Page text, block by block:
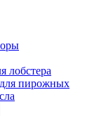
лобстера
пирожных